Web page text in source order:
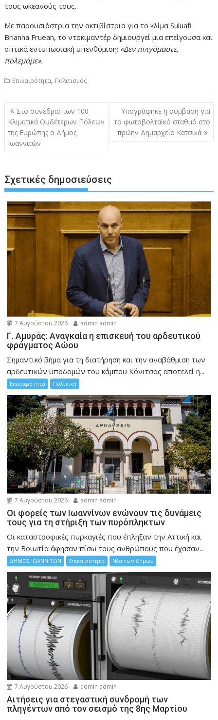
τους ωκεανούς τους.
Με παρουσιάστρια την ακτιβίστρια για το κλίμα Suluafi
Brianna Fruean, το ντοκιμαντέρ δημιουργεί μια επείγουσα και
οπτικά εντυπωσιακή υπενθύμιση: «Δεν πνιγόμαστε,
πολεμάμε».
Επικαιρότητα, Πολιτισμός
Πλοήγηση
άρθρων
Στο συνέδριο των 100
Κλιματικά Ουδέτερων Πόλεων
της Ευρώπης ο Δήμος
Ιωαννιτών
Υπογράφηκε η σύμβαση για
το φωτοβολταϊκό σταθμό στο
πρώην Δημαρχείο Κατσικά
Σχετικές δημοσιεύσεις
7 Αυγούστου 2026 admin admin
Γ. Αμυράς: Αναγκαία η επισκευή του αρδευτικού
φράγματος Αώου
Σημαντικό βήμα για τη διατήρηση και την αναβάθμιση των
αρδευτικών υποδομών του κάμπου Κόνιτσας αποτελεί η...
Επικαιρότητα Πολιτική
7 Αυγούστου 2026 admin admin
Οι φορείς των Ιωαννίνων ενώνουν τις δυνάμεις
τους για τη στήριξη των πυρόπληκτων
Οι καταστροφικές πυρκαγιές που έπληξαν την Αττική και
την Bοιωτία άφησαν πίσω τους ανθρώπους που έχασαν...
ΔΗΜΟΣ ΙΩΑΝΝΙΤΩΝ Επικαιρότητα Νέα των Δήμων
7 Αυγούστου 2026 admin admin
Αιτήσεις για στεγαστική συνδρομή των
πληγέντων από τον σεισμό της 8ης Μαρτίου